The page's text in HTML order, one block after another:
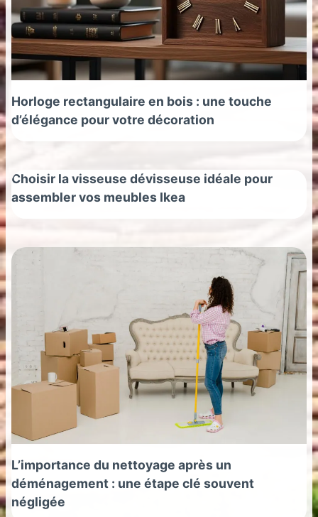
Horloge rectangulaire en bois : une touche
d’élégance pour votre décoration
Choisir la visseuse dévisseuse idéale pour
assembler vos meubles Ikea
L’importance du nettoyage après un
déménagement : une étape clé souvent
négligée